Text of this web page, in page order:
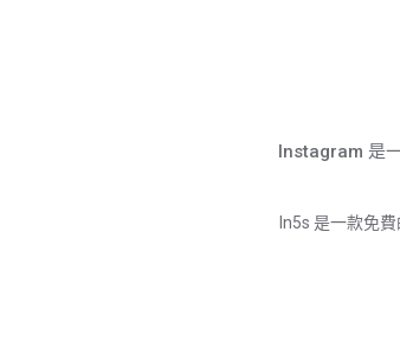
Instagram 是
In5s 是一款免